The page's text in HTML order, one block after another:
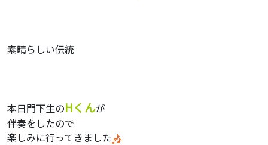
素晴らしい伝統
本日門下生のHくんが
伴奏をしたので
楽しみに行ってきました